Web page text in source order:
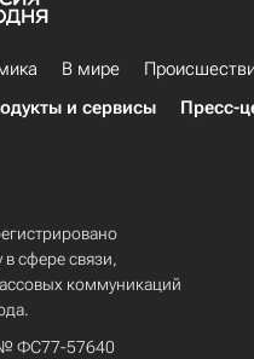
В мире
и сервисы Пресс-
сфере связи,
коммуникаций
№ ФС77-57640